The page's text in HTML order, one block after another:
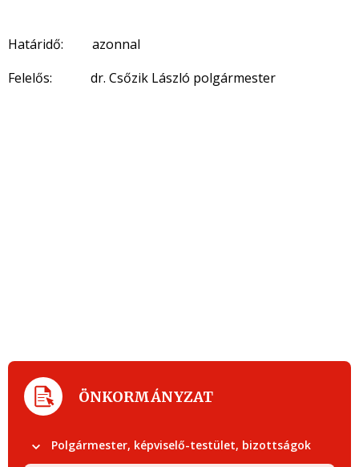
Határidő: azonnal
Felelős: dr. Csőzik László polgármester
ÖNKORMÁNYZAT
Polgármester, képviselő-testület, bizottságok